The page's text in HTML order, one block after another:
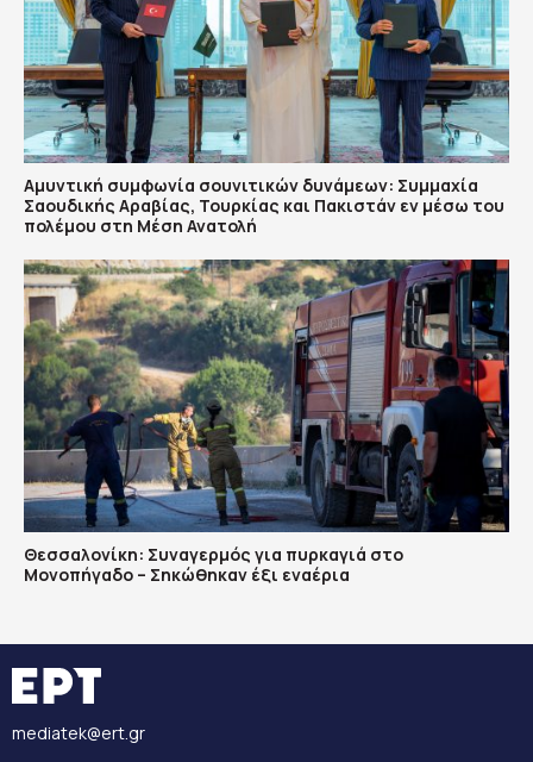
Αμυντική συμφωνία σουνιτικών δυνάμεων: Συμμαχία
Σαουδικής Αραβίας, Τουρκίας και Πακιστάν εν μέσω του
πολέμου στη Μέση Ανατολή
Θεσσαλονίκη: Συναγερμός για πυρκαγιά στο
Μονοπήγαδο – Σηκώθηκαν έξι εναέρια
mediatek@ert.gr